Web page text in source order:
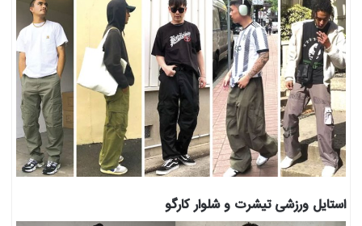
استایل ورزشی تیشرت و شلوار کارگو